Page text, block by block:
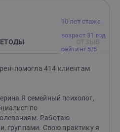
10 лет стажа
возраст 31 год
рейтинг 5/5
помогла 414 клиентам
семейный психолог,
по
Работаю
группами. Свою практику я